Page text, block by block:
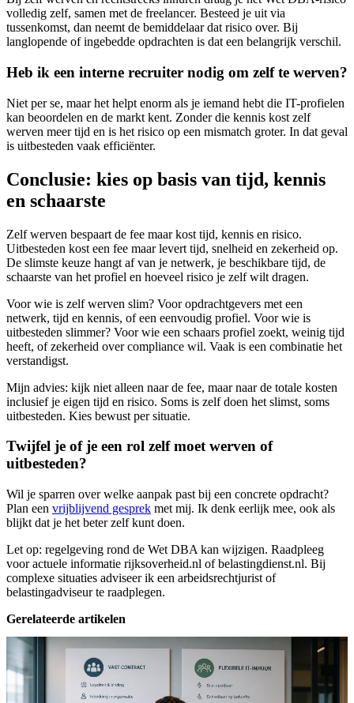
volledig zelf, samen met de freelancer. Besteed je uit via
tussenkomst, dan neemt de bemiddelaar dat risico over. Bij
langlopende of ingebedde opdrachten is dat een belangrijk verschil.
Heb ik een interne recruiter nodig om zelf te werven?
Niet per se, maar het helpt enorm als je iemand hebt die IT-profielen
kan beoordelen en de markt kent. Zonder die kennis kost zelf
werven meer tijd en is het risico op een mismatch groter. In dat geval
is uitbesteden vaak efficiënter.
Conclusie: kies op basis van tijd, kennis
en schaarste
Zelf werven bespaart de fee maar kost tijd, kennis en risico.
Uitbesteden kost een fee maar levert tijd, snelheid en zekerheid op.
De slimste keuze hangt af van je netwerk, je beschikbare tijd, de
schaarste van het profiel en hoeveel risico je zelf wilt dragen.
Voor wie is zelf werven slim? Voor opdrachtgevers met een
netwerk, tijd en kennis, of een eenvoudig profiel. Voor wie is
uitbesteden slimmer? Voor wie een schaars profiel zoekt, weinig tijd
heeft, of zekerheid over compliance wil. Vaak is een combinatie het
verstandigst.
Mijn advies: kijk niet alleen naar de fee, maar naar de totale kosten
inclusief je eigen tijd en risico. Soms is zelf doen het slimst, soms
uitbesteden. Kies bewust per situatie.
Twijfel je of je een rol zelf moet werven of
uitbesteden?
Wil je sparren over welke aanpak past bij een concrete opdracht?
Plan een vrijblijvend gesprek met mij. Ik denk eerlijk mee, ook als
blijkt dat je het beter zelf kunt doen.
Let op: regelgeving rond de Wet DBA kan wijzigen. Raadpleeg
voor actuele informatie rijksoverheid.nl of belastingdienst.nl. Bij
complexe situaties adviseer ik een arbeidsrechtjurist of
belastingadviseur te raadplegen.
Gerelateerde artikelen